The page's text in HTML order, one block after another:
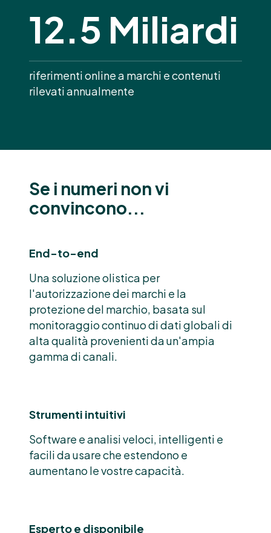
12.5 Miliardi
riferimenti online a marchi e contenuti
rilevati annualmente
Se i numeri non vi
convincono...
End-to-end
Una soluzione olistica per
l'autorizzazione dei marchi e la
protezione del marchio, basata sul
monitoraggio continuo di dati globali di
alta qualità provenienti da un'ampia
gamma di canali.
Strumenti intuitivi
Software e analisi veloci, intelligenti e
facili da usare che estendono e
aumentano le vostre capacità.
Esperto e disponibile